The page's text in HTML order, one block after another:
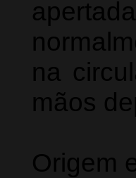
na
mãos
Origem